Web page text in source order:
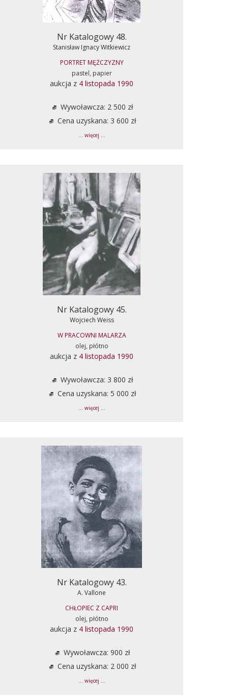
Nr Katalogowy 48.
Stanisław Ignacy Witkiewicz
PORTRET MĘŻCZYZNY
pastel, papier
aukcja z 4 listopada 1990
Wywoławcza: 2 500 zł
Cena uzyskana: 3 600 zł
... więcej ...
Nr Katalogowy 45.
Wojciech Weiss
W PRACOWNI MALARZA
olej, płótno
aukcja z 4 listopada 1990
Wywoławcza: 3 800 zł
Cena uzyskana: 5 000 zł
... więcej ...
Nr Katalogowy 43.
A. Vallone
CHŁOPIEC Z CAPRI
olej, płótno
aukcja z 4 listopada 1990
Wywoławcza: 900 zł
Cena uzyskana: 2 000 zł
... więcej ...